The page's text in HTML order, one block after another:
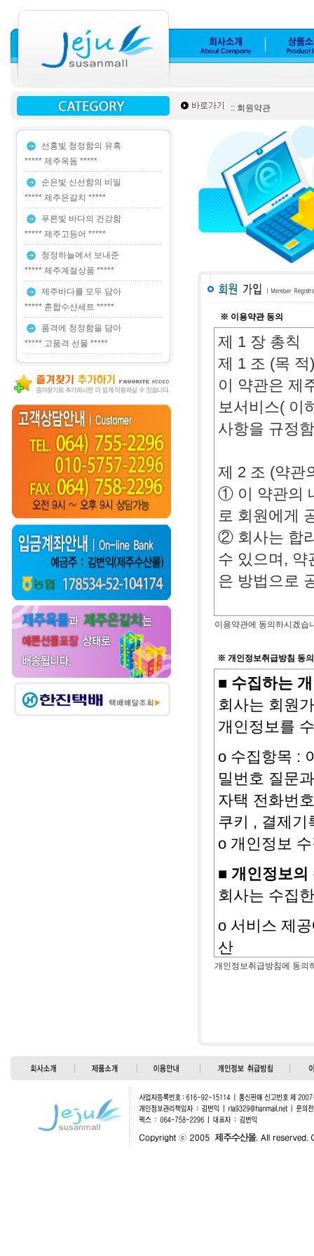
:: 회원약관
선홍빛 청정함의 유혹
***** 제주옥돔 *****
순은빛 신선함의 비밀
***** 제주은갈치 *****
푸른빛 바다의 건강함
***** 제주고등어 *****
청정하늘에서 보내준
***** 제주계절상품 *****
제주바다를 모두 담아
***** 혼합수산세트 *****
품격에 청정함을 담아
***** 고품격 선물 *****
※ 이용약관 동의
제 1 장 총칙
제 1 조 (목 적)
이 약관은 제
보서비스( 이
사항을 규정
제 2 조 (약관
① 이 약관의
로 회원에게
② 회사는 합
수 있으며,
은 방법으로
제 3 조 (약관
업법및 기타
제 4 조(용어
이 약관에서
① 회원.회원
법인 또는 법
② 운영자 : 서
회사가 선정
③ 아이디
가입 시 사용
④ 비밀번호 :
정한 문자와
⑤ 서비스중
일정기간동
제 2장 이용
제 5 조 ( 서
① 회사는 회
비스 등으로
이용약관에 동의하시겠
※ 개인정보취급방침 동의
■ 수집하는
회사는 회원
개인정보를
ο 수집항목 :
밀번호 질문
자택 전화번
쿠키 , 결제기
ο 개인정보
■ 개인정보의
회사는 수집
ο 서비스 제
산
콘텐츠 제공 ,
인 , 불만처리
ο 마케팅 및
이벤트 등 광
스 이용에 대
개인정보취급방침에 동의